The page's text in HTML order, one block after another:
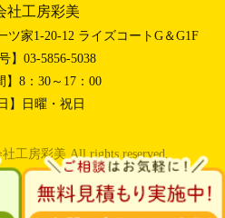
社工房彩美
家1-20-12 ライズコートG＆G1F
】03-5856-5038
】8：30～17：00
】日曜・祝日
工房彩美 All rights reserved.